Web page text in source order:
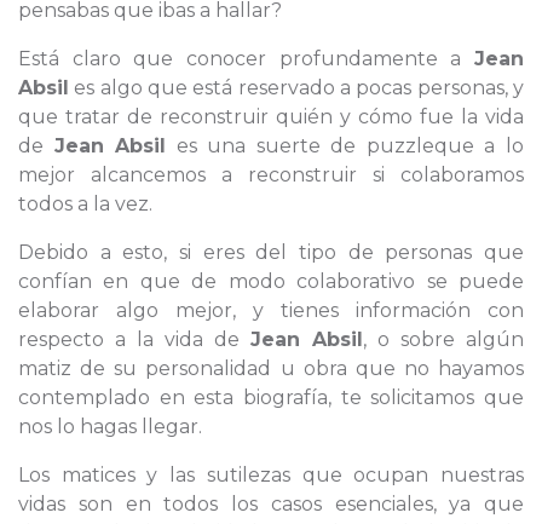
pensabas que ibas a hallar?
Está claro que conocer profundamente a Jean
Absil es algo que está reservado a pocas personas, y
que tratar de reconstruir quién y cómo fue la vida
de Jean Absil es una suerte de puzzleque a lo
mejor alcancemos a reconstruir si colaboramos
todos a la vez.
Debido a esto, si eres del tipo de personas que
confían en que de modo colaborativo se puede
elaborar algo mejor, y tienes información con
respecto a la vida de Jean Absil, o sobre algún
matiz de su personalidad u obra que no hayamos
contemplado en esta biografía, te solicitamos que
nos lo hagas llegar.
Los matices y las sutilezas que ocupan nuestras
vidas son en todos los casos esenciales, ya que